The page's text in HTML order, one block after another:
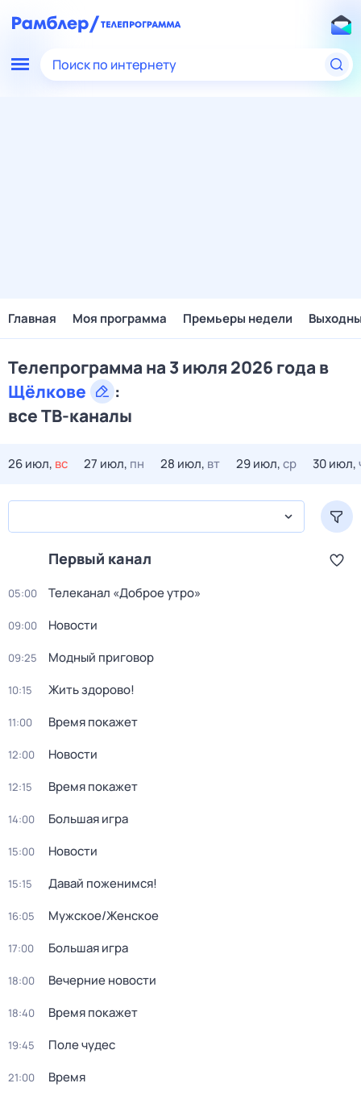
Поиск по интернету
Главная Моя программа Премьеры недели
Телепрограмма на 3 июля 2026 года в
Щёлкове
:
все ТВ-каналы
26 июл, вс 27 июл, пн 28 июл, вт 29 июл,ср 30 июл,
Первый канал
05:00 Телеканал «Доброе утро»
09:00 Новости
09:25 Модный приговор
10:15 Жить здорово!
11:00 Время покажет
12:00 Новости
12:15 Время покажет
14:00 Большая игра
15:00 Новости
15:15 Давай поженимся!
16:05 Мужское/Женское
17:00 Большая игра
18:00 Вечерние новости
18:40 Время покажет
19:45 Поле чудес
21:00 Время